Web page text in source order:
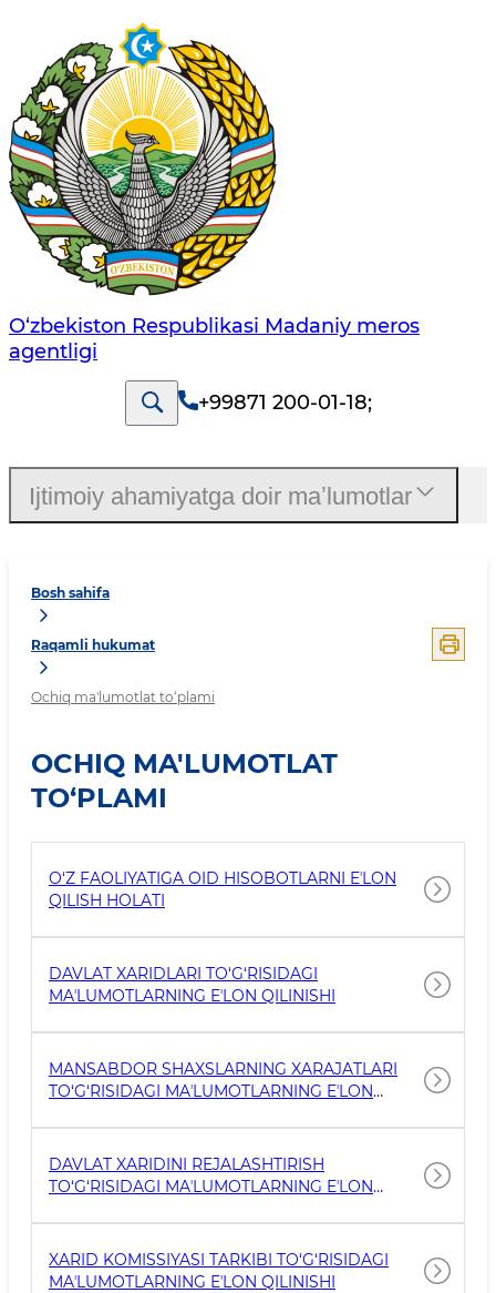
O‘zbekiston Respublikasi Madaniy meros
agentligi
+99871 200-01-18;
Bosh sahifa
Raqamli hukumat
Ochiq ma'lumotlat to‘plami
OCHIQ MA'LUMOTLAT
TO‘PLAMI
O‘Z FAOLIYATIGA OID HISOBOTLARNI EʼLON
QILISH HOLATI
DAVLAT XARIDLARI TO‘G‘RISIDAGI
MAʼLUMOTLARNING EʼLON QILINISHI
MANSABDOR SHAXSLARNING XARAJATLARI
TO‘G‘RISIDAGI MAʼLUMOTLARNING EʼLON
DAVLAT XARIDINI REJALASHTIRISH
TO‘G‘RISIDAGI MAʼLUMOTLARNING EʼLON
XARID KOMISSIYASI TARKIBI TO‘G‘RISIDAGI
MAʼLUMOTLARNING EʼLON QILINISHI
Ijtimoiy ahamiyatga doir maʼlumotlar